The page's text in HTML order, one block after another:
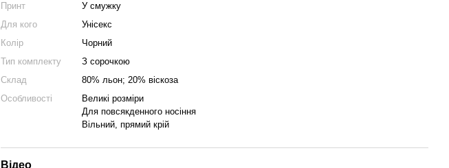
Принт
У смужку
Для кого
Унісекс
Колір
Чорний
Тип комплекту
З сорочкою
Склад
80% льон; 20% віскоза
Особливості
Великі розміри
Для повсякденного носіння
Вільний, прямий крій
Відео